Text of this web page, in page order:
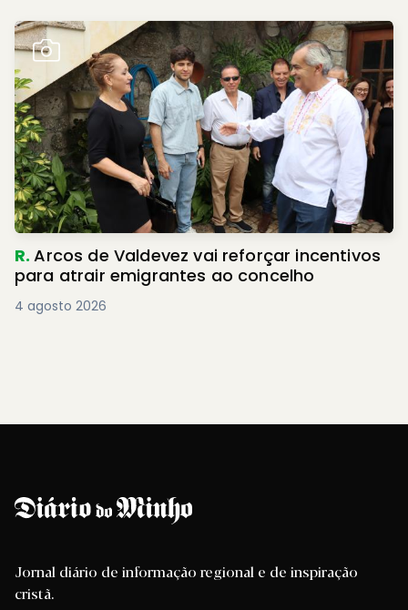
R.Arcos de Valdevez vai reforçar incentivos
para atrair emigrantes ao concelho
4 agosto 2026
Jornal diário de informação regional e de inspiração
cristã.